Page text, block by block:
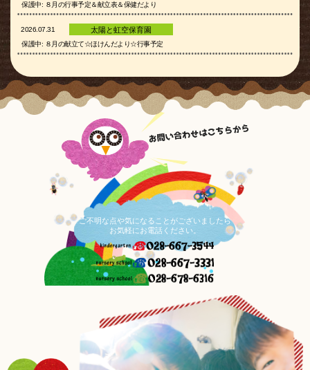
保護中: ８月の行事予定＆献立表＆保健だより
2026.07.31 太陽と虹空保育園
保護中: ８月の献立て☆ほけんだより☆行事予定
ご不明な点や気になることがございましたら
お気軽にお電話ください。